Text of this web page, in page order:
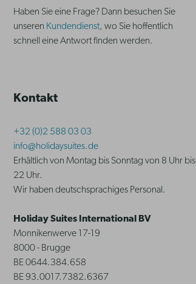
Haben Sie eine Frage? Dann besuchen Sie
unseren Kundendienst, wo Sie hoffentlich
schnell eine Antwort finden werden.
Kontakt
+32 (0)2 588 03 03
info@holidaysuites.de
Erhältlich von Montag bis Sonntag von 8 Uhr bis
22 Uhr.
Wir haben deutschsprachiges Personal.
Holiday Suites International BV
Monnikenwerve 17-19
8000 - Brugge
BE 0644.384.658
BE 93.0017.7382.6367